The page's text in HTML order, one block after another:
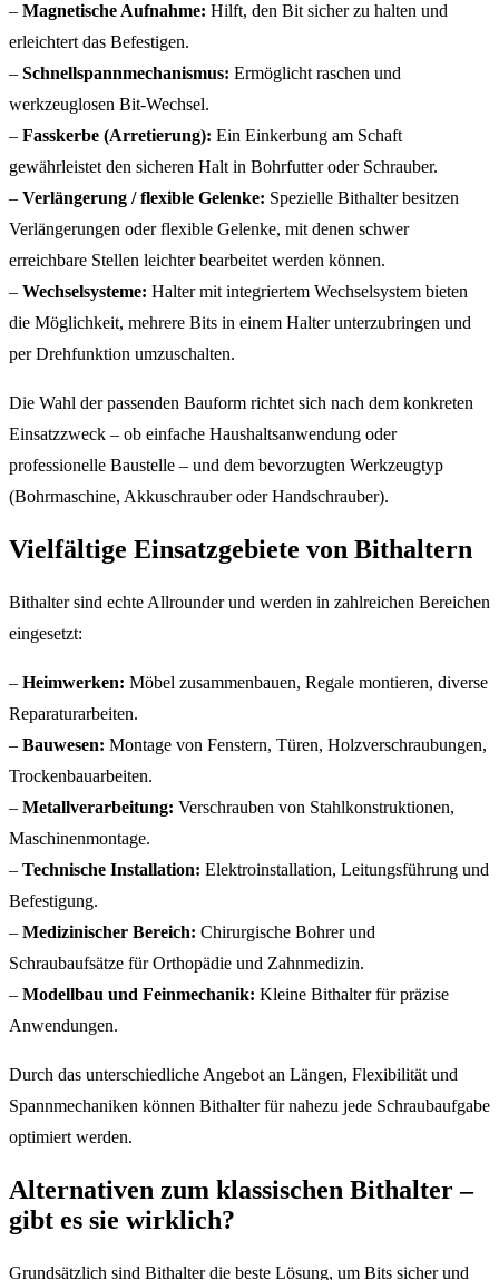
– Magnetische Aufnahme: Hilft, den Bit sicher zu halten und
erleichtert das Befestigen.
– Schnellspannmechanismus: Ermöglicht raschen und
werkzeuglosen Bit-Wechsel.
– Fasskerbe (Arretierung): Ein Einkerbung am Schaft
gewährleistet den sicheren Halt in Bohrfutter oder Schrauber.
– Verlängerung / flexible Gelenke: Spezielle Bithalter besitzen
Verlängerungen oder flexible Gelenke, mit denen schwer
erreichbare Stellen leichter bearbeitet werden können.
– Wechselsysteme: Halter mit integriertem Wechselsystem bieten
die Möglichkeit, mehrere Bits in einem Halter unterzubringen und
per Drehfunktion umzuschalten.
Die Wahl der passenden Bauform richtet sich nach dem konkreten
Einsatzzweck – ob einfache Haushaltsanwendung oder
professionelle Baustelle – und dem bevorzugten Werkzeugtyp
(Bohrmaschine, Akkuschrauber oder Handschrauber).
Vielfältige Einsatzgebiete von Bithaltern
Bithalter sind echte Allrounder und werden in zahlreichen Bereichen
eingesetzt:
– Heimwerken: Möbel zusammenbauen, Regale montieren, diverse
Reparaturarbeiten.
– Bauwesen: Montage von Fenstern, Türen, Holzverschraubungen,
Trockenbauarbeiten.
– Metallverarbeitung: Verschrauben von Stahlkonstruktionen,
Maschinenmontage.
– Technische Installation: Elektroinstallation, Leitungsführung und
Befestigung.
– Medizinischer Bereich: Chirurgische Bohrer und
Schraubaufsätze für Orthopädie und Zahnmedizin.
– Modellbau und Feinmechanik: Kleine Bithalter für präzise
Anwendungen.
Durch das unterschiedliche Angebot an Längen, Flexibilität und
Spannmechaniken können Bithalter für nahezu jede Schraubaufgabe
optimiert werden.
Alternativen zum klassischen Bithalter –
gibt es sie wirklich?
Grundsätzlich sind Bithalter die beste Lösung, um Bits sicher und